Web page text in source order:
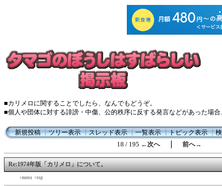
■カリメロに関することでしたら、なんでもどうぞ。
■個人や団体に対する誹謗・中傷、公的秩序に反する発言などがあった場
新規投稿┃ツリー表示┃スレッド表示┃一覧表示┃トピック表示┃
18 / 195 ←次へ｜ 前へ→
Re:1974年版「カリメロ」について。
↑menu ↑top